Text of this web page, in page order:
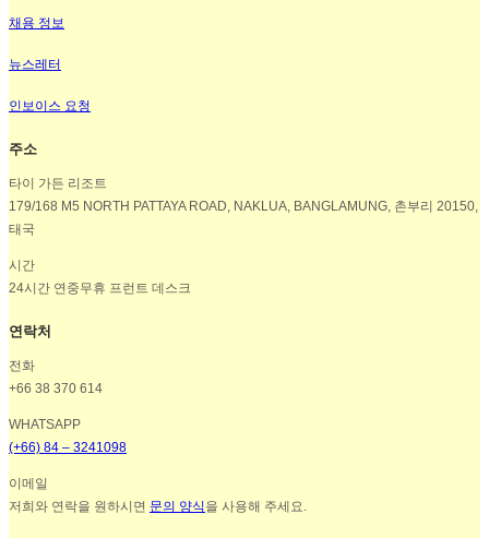
채용 정보
뉴스레터
인보이스 요청
주소
타이 가든 리조트
179/168 M5 NORTH PATTAYA ROAD, NAKLUA, BANGLAMUNG, 촌부리 20150,
태국
시간
24시간 연중무휴 프런트 데스크
연락처
전화
+66 38 370 614
WHATSAPP
(+66) 84 – 3241098
이메일
저희와 연락을 원하시면 문의 양식을 사용해 주세요.